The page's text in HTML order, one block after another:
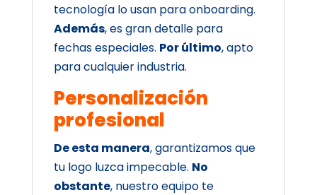
tecnología lo usan para onboarding.
Además, es gran detalle para
fechas especiales. Por último, apto
para cualquier industria.
Personalización
profesional
De esta manera, garantizamos que
tu logo luzca impecable. No
obstante, nuestro equipo te